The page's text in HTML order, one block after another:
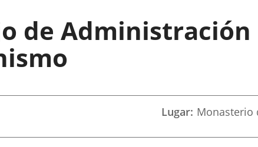
a
pop-
de Administración
Lugar Monasterio